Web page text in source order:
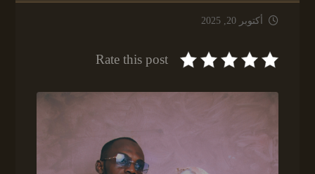
أكتوبر 20, 2025
Rate this post